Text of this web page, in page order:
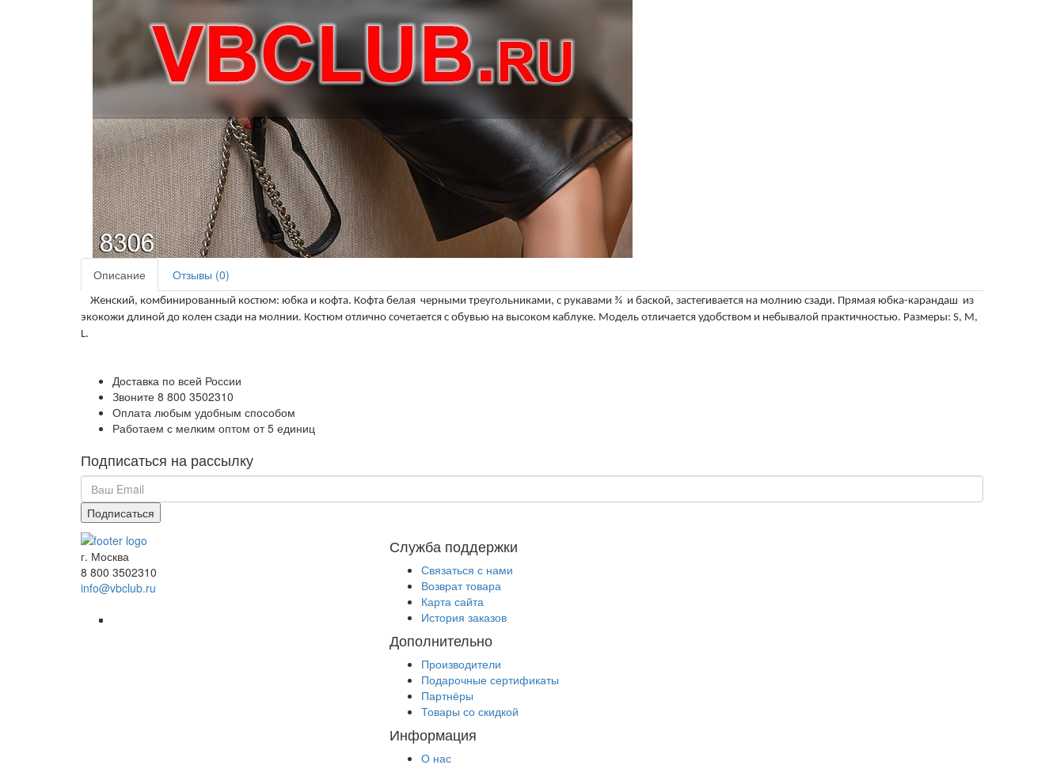
Описание Отзывы (0)
Женский, комбинированный костюм: юбка и кофта. Кофта белая черными треугольниками, с рукавами ¾ и баской, застегивается на молнию сзади. Прямая юбка-карандаш из
экокожи длиной до колен сзади на молнии. Костюм отлично сочетается с обувью на высоком каблуке. Модель отличается удобством и небывалой практичностью. Размеры: S, M,
L.
Доставка по всей России
Звоните 8 800 3502310
Оплата любым удобным способом
Работаем с мелким оптом от 5 единиц
Подписаться на рассылку
г. Москва
8 800 3502310
info@vbclub.ru
Служба поддержки
Связаться с нами
Возврат товара
Карта сайта
История заказов
Дополнительно
Производители
Подарочные сертификаты
Партнёры
Товары со скидкой
Информация
О нас